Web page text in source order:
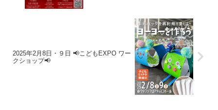
2025年2月8日・９日 📢こどもEXPO ワー
クショップ📢